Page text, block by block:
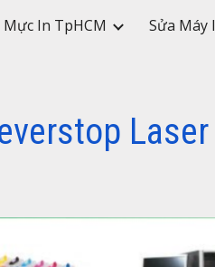
content
Mực In TpHCM Sửa Máy